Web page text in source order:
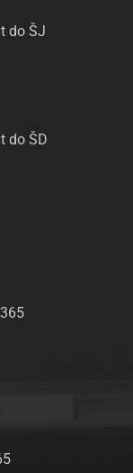
do ŠJ
do ŠD